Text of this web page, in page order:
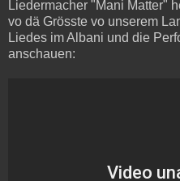
Liedermacher "Mani Matter"
vo dä Grösste vo unserem
Liedes im Albani und die
anschauen: